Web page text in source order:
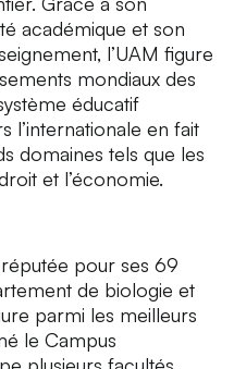
académique et son
l’UAM figure
mondiaux des
éducatif
l’internationale en fait
domaines tels que les
et l’économie.
pour ses 69
de biologie et
parmi les meilleurs
le Campus